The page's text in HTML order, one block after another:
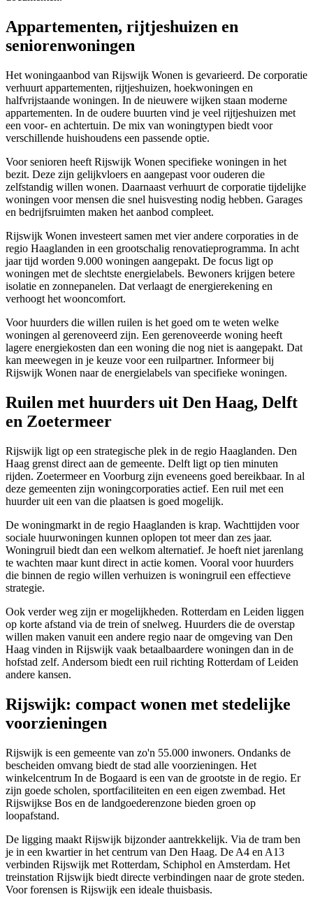
Appartementen, rijtjeshuizen en
seniorenwoningen
Het woningaanbod van Rijswijk Wonen is gevarieerd. De corporatie
verhuurt appartementen, rijtjeshuizen, hoekwoningen en
halfvrijstaande woningen. In de nieuwere wijken staan moderne
appartementen. In de oudere buurten vind je veel rijtjeshuizen met
een voor- en achtertuin. De mix van woningtypen biedt voor
verschillende huishoudens een passende optie.
Voor senioren heeft Rijswijk Wonen specifieke woningen in het
bezit. Deze zijn gelijkvloers en aangepast voor ouderen die
zelfstandig willen wonen. Daarnaast verhuurt de corporatie tijdelijke
woningen voor mensen die snel huisvesting nodig hebben. Garages
en bedrijfsruimten maken het aanbod compleet.
Rijswijk Wonen investeert samen met vier andere corporaties in de
regio Haaglanden in een grootschalig renovatieprogramma. In acht
jaar tijd worden 9.000 woningen aangepakt. De focus ligt op
woningen met de slechtste energielabels. Bewoners krijgen betere
isolatie en zonnepanelen. Dat verlaagt de energierekening en
verhoogt het wooncomfort.
Voor huurders die willen ruilen is het goed om te weten welke
woningen al gerenoveerd zijn. Een gerenoveerde woning heeft
lagere energiekosten dan een woning die nog niet is aangepakt. Dat
kan meewegen in je keuze voor een ruilpartner. Informeer bij
Rijswijk Wonen naar de energielabels van specifieke woningen.
Ruilen met huurders uit Den Haag, Delft
en Zoetermeer
Rijswijk ligt op een strategische plek in de regio Haaglanden. Den
Haag grenst direct aan de gemeente. Delft ligt op tien minuten
rijden. Zoetermeeren Voorburg zijn eveneens goed bereikbaar. In al
deze gemeenten zijn woningcorporaties actief. Een ruil met een
huurder uit een van die plaatsen is goed mogelijk.
De woningmarkt in de regio Haaglanden is krap. Wachttijden voor
sociale huurwoningen kunnen oplopen tot meer dan zes jaar.
Woningruil biedt dan een welkom alternatief. Je hoeft niet jarenlang
te wachten maar kunt direct in actie komen. Vooral voor huurders
die binnen de regio willen verhuizen is woningruil een effectieve
strategie.
Ook verder weg zijn er mogelijkheden. Rotterdam en Leiden liggen
op korte afstand via de trein of snelweg. Huurders die de overstap
willen maken vanuit een andere regio naar de omgeving van Den
Haag vinden in Rijswijk vaak betaalbaardere woningen dan in de
hofstad zelf. Andersom biedt een ruil richting Rotterdam of Leiden
andere kansen.
Rijswijk: compact wonen met stedelijke
voorzieningen
Rijswijk is een gemeente van zo'n 55.000 inwoners. Ondanks de
bescheiden omvang biedt de stad alle voorzieningen. Het
winkelcentrum In de Bogaard is een van de grootste in de regio. Er
zijn goede scholen, sportfaciliteiten en een eigen zwembad. Het
Rijswijkse Bos en de landgoederenzone bieden groen op
loopafstand.
De ligging maakt Rijswijk bijzonder aantrekkelijk. Via de tram ben
je in een kwartier in het centrum van Den Haag. De A4 en A13
verbinden Rijswijk met Rotterdam, Schiphol en Amsterdam. Het
treinstation Rijswijk biedt directe verbindingen naar de grote steden.
Voor forensen is Rijswijk een ideale thuisbasis.